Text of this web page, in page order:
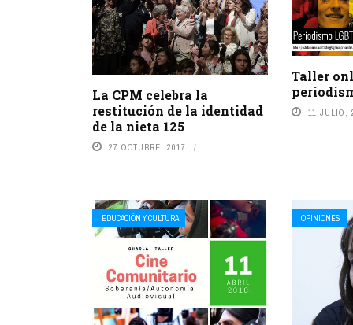
La CPM celebra la
restitución de la identidad
de la nieta 125
27 OCTUBRE, 2017
Taller
11 JULIO,
EDUCACIÓN Y CULTURA OPINIONES